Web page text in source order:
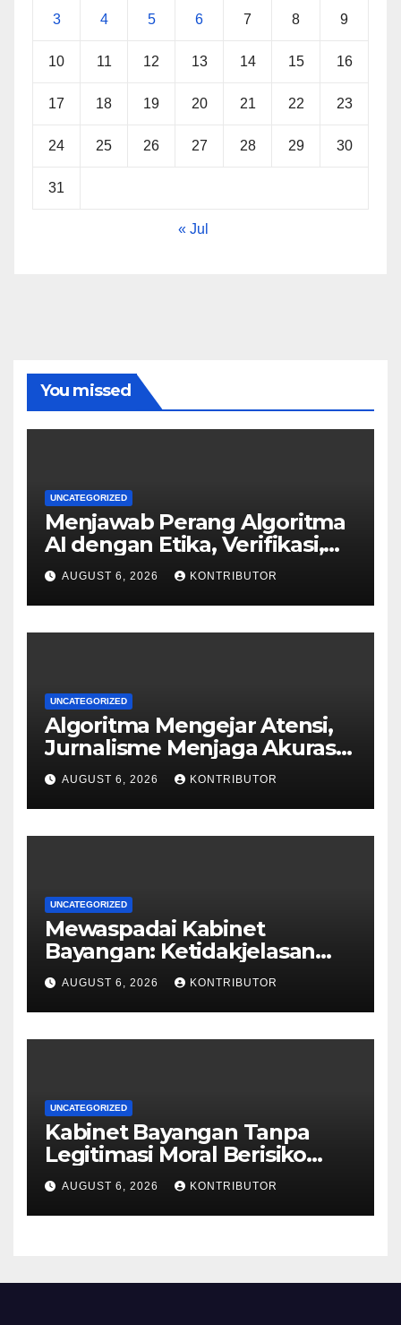
3 4 5 6 7 8 9
10 11 12 13 14 15 16
17 18 19 20 21 22 23
24 25 26 27 28 29 30
31
« Jul
You missed
UNCATEGORIZED
Menjawab Perang Algoritma
AI dengan Etika, Verifikasi,
dan Media Tepercaya
AUGUST 6, 2026 KONTRIBUTOR
UNCATEGORIZED
Algoritma Mengejar Atensi,
Jurnalisme Menjaga Akurasi
dan Akal Sehat Publik
AUGUST 6, 2026 KONTRIBUTOR
UNCATEGORIZED
Mewaspadai Kabinet
Bayangan: Ketidakjelasan
Legitimasi Moral dan
Representasi
AUGUST 6, 2026 KONTRIBUTOR
UNCATEGORIZED
Kabinet Bayangan Tanpa
Legitimasi Moral Berisiko
Mengaburkan Kepercayaan
Publik
AUGUST 6, 2026 KONTRIBUTOR